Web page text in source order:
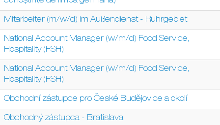
Mitarbeiter (m/w/d) im Außendienst - Ruhrgebiet
National Account Manager (w/m/d) Food Service,
Hospitality (FSH)
National Account Manager (w/m/d) Food Service,
Hospitality (FSH)
Obchodní zástupce pro České Budějovice a okolí
Obchodný zástupca - Bratislava